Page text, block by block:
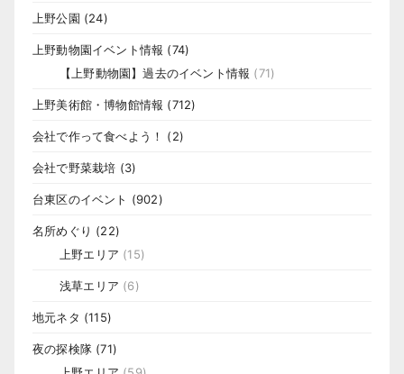
上野公園 (24)
上野動物園イベント情報 (74)
【上野動物園】過去のイベント情報 (71)
上野美術館・博物館情報 (712)
会社で作って食べよう！ (2)
会社で野菜栽培 (3)
台東区のイベント (902)
名所めぐり (22)
上野エリア (15)
浅草エリア (6)
地元ネタ (115)
夜の探検隊 (71)